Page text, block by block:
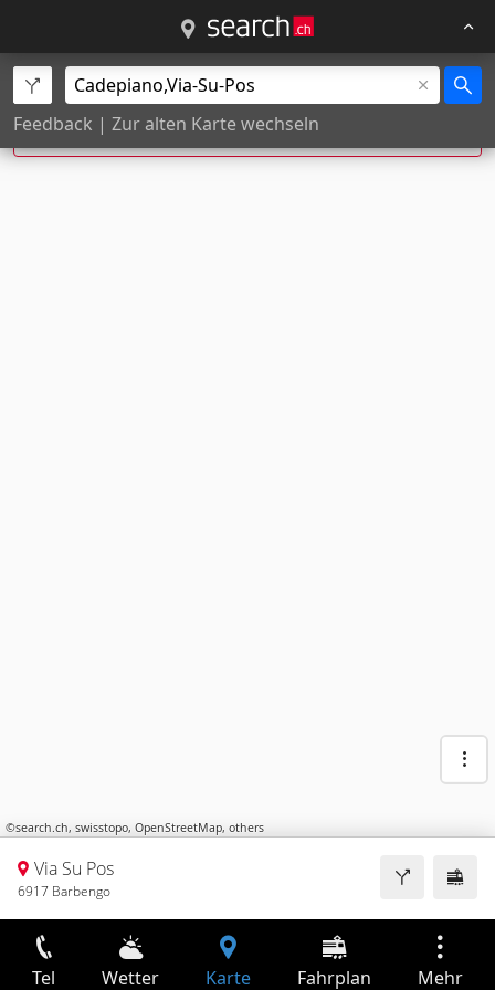
Feedback | Zur alten Karte wechseln
Via Su Pos, Cadepiano wurde zuVia Su Pos,
Barbengokorrigiert.
©search.ch, swisstopo, OpenStreetMap, others
Via Su Pos
6917 Barbengo
Tel Wetter Karte Fahrplan Mehr